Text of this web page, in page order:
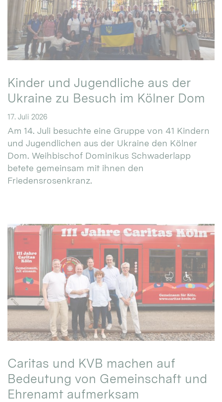
Kinder und Jugendliche aus der
Ukraine zu Besuch im Kölner Dom
17. Juli 2026
Am 14. Juli besuchte eine Gruppe von 41 Kindern
und Jugendlichen aus der Ukraine den Kölner
Dom. Weihbischof Dominikus Schwaderlapp
betete gemeinsam mit ihnen den
Friedensrosenkranz.
Caritas und KVB machen auf
Bedeutung von Gemeinschaft und
Ehrenamt aufmerksam